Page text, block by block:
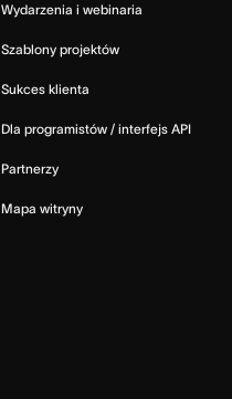
Wydarzenia i webinaria
Szablony projektów
Sukces klienta
Dla programistów / interfejs API
Partnerzy
Mapa witryny